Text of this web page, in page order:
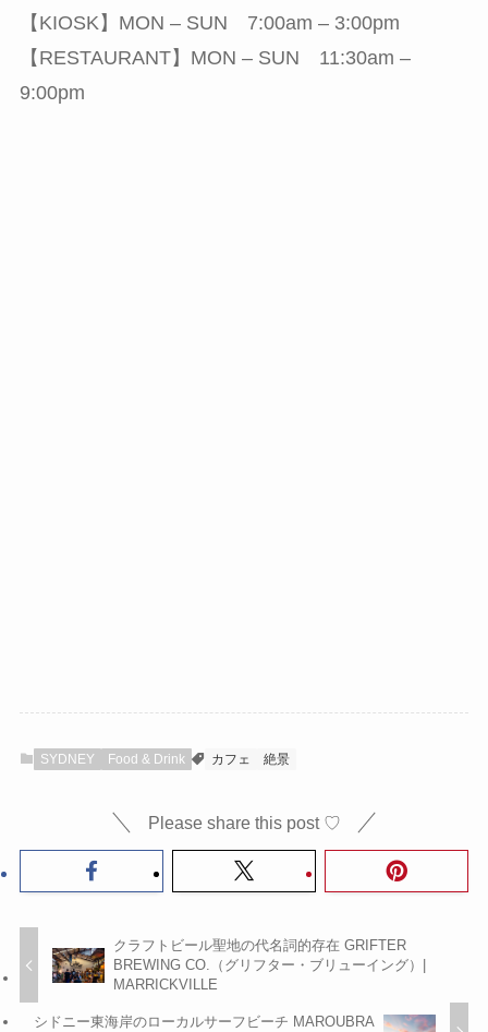
【KIOSK】MON – SUN 7:00am – 3:00pm
【RESTAURANT】MON – SUN 11:30am –
9:00pm
SYDNEY Food & Drink カフェ 絶景
Please share this post ♡
クラフトビール聖地の代名詞的存在 GRIFTER
BREWING CO.（グリフター・ブリューイング）|
MARRICKVILLE
シドニー東海岸のローカルサーフビーチ MAROUBRA